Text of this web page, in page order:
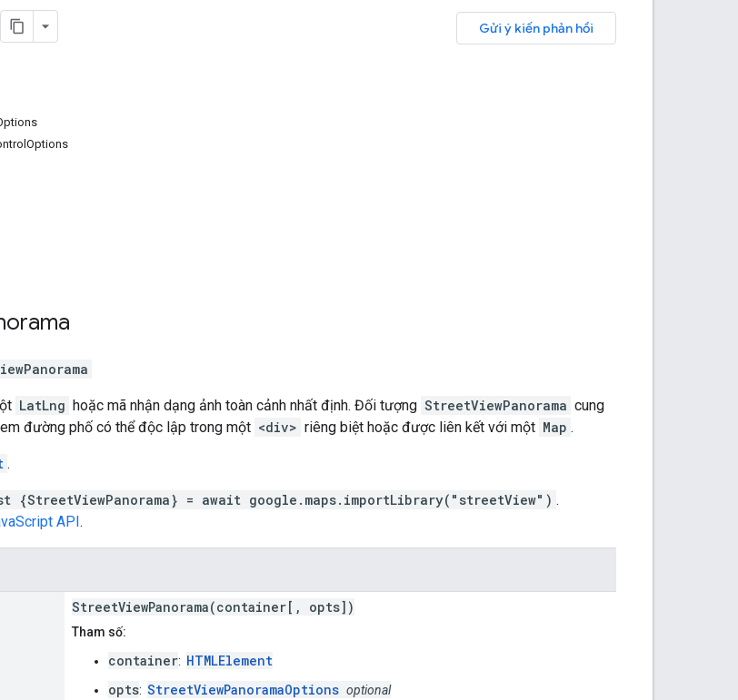
Gửi ý kiến phản hồi
LatLng hoặc mã nhận dạng ảnh toàn cảnh nhất định. Đối tượng StreetViewPanorama cung
đường phố có thể độc lập trong một <div> riêng biệt hoặc được liên kết với một Map .
.
{StreetViewPanorama} = await google.maps.importLibrary("streetView") .
API.
StreetViewPanorama(container[, opts])
Tham số:
container: HTMLElement
opts: StreetViewPanoramaOptions optional